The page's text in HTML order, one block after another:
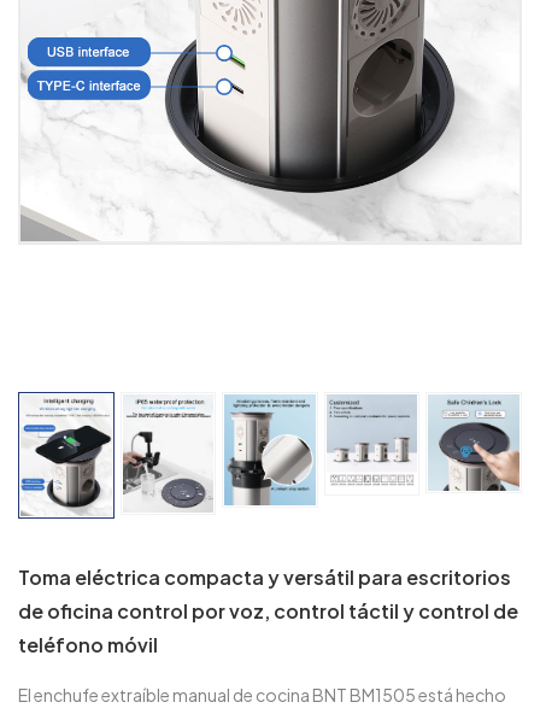
Toma eléctrica compacta y versátil para escritorios
de oficina control por voz, control táctil y control de
teléfono móvil
El enchufe extraíble manual de cocina BNT BM1505 está hecho